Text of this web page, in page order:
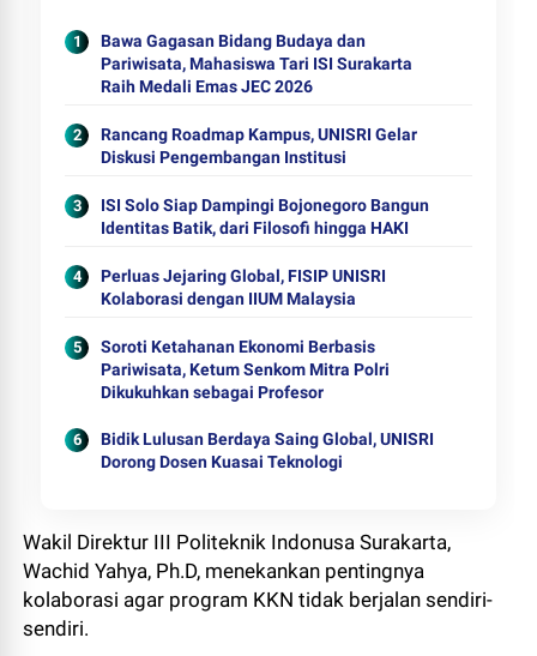
Bawa Gagasan Bidang Budaya dan
Pariwisata, Mahasiswa Tari ISI Surakarta
Raih Medali Emas JEC 2026
Rancang Roadmap Kampus, UNISRI Gelar
Diskusi Pengembangan Institusi
ISI Solo Siap Dampingi Bojonegoro Bangun
Identitas Batik, dari Filosofi hingga HAKI
Perluas Jejaring Global, FISIP UNISRI
Kolaborasi dengan IIUM Malaysia
Soroti Ketahanan Ekonomi Berbasis
Pariwisata, Ketum Senkom Mitra Polri
Dikukuhkan sebagai Profesor
Bidik Lulusan Berdaya Saing Global, UNISRI
Dorong Dosen Kuasai Teknologi
Wakil Direktur III Politeknik Indonusa Surakarta,
Wachid Yahya, Ph.D, menekankan pentingnya
kolaborasi agar program KKN tidak berjalan sendiri-
sendiri.